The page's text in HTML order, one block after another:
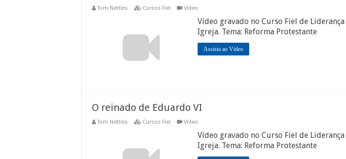
Tom Nettles Cursos Fiel Vídeo
Vídeo gravado no Curso Fiel de
Igreja. Tema: Reforma Protestante
Assista ao Vídeo
O reinado de Eduardo VI
Tom Nettles Cursos Fiel Vídeo
Vídeo gravado no Curso Fiel de
Igreja. Tema: Reforma Protestante